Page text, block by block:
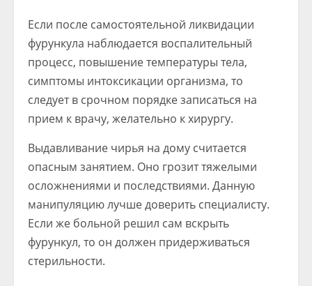
Если после самостоятельной ликвидации
фурункула наблюдается воспалительный
процесс, повышение температуры тела,
симптомы интоксикации организма, то
следует в срочном порядке записаться на
прием к врачу, желательно к хирургу.
Выдавливание чирья на дому считается
опасным занятием. Оно грозит тяжелыми
осложнениями и последствиями. Данную
манипуляцию лучше доверить специалисту.
Если же больной решил сам вскрыть
фурункул, то он должен придерживаться
стерильности.